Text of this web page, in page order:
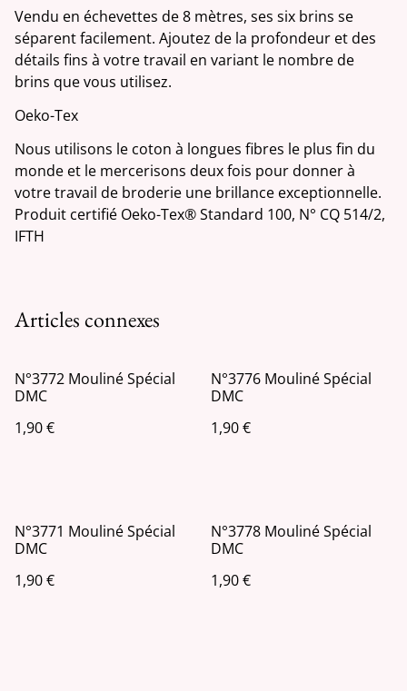
Vendu en échevettes de 8 mètres, ses six brins se
séparent facilement. Ajoutez de la profondeur et des
détails fins à votre travail en variant le nombre de
brins que vous utilisez.
Oeko-Tex
Nous utilisons le coton à longues fibres le plus fin du
monde et le mercerisons deux fois pour donner à
votre travail de broderie une brillance exceptionnelle.
Produit certifié Oeko-Tex® Standard 100, N° CQ 514/2,
IFTH
Articles connexes
N°3772 Mouliné Spécial
DMC
1,90 €
N°3776 Mouliné Spécial
DMC
1,90 €
N°3771 Mouliné Spécial
DMC
1,90 €
N°3778 Mouliné Spécial
DMC
1,90 €